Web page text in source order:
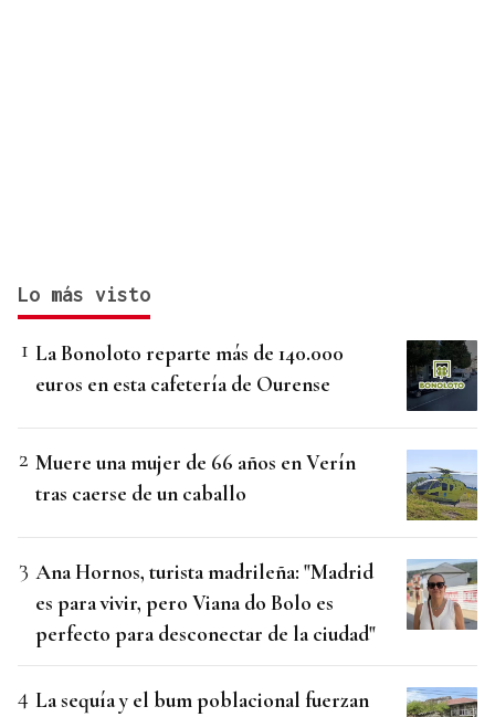
Lo más visto
La Bonoloto reparte más de 140.000
euros en esta cafetería de Ourense
Muere una mujer de 66 años en Verín
tras caerse de un caballo
Ana Hornos, turista madrileña: "Madrid
es para vivir, pero Viana do Bolo es
perfecto para desconectar de la ciudad"
La sequía y el bum poblacional fuerzan